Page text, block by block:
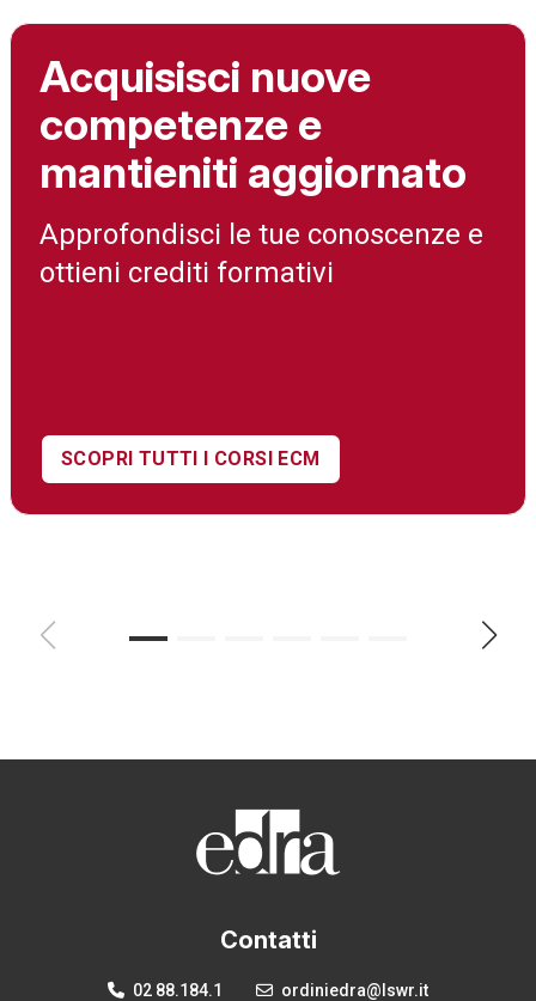
Acquisisci nuove
competenze e
mantieniti aggiornato
Approfondisci le tue conoscenze e
ottieni crediti formativi
SCOPRI TUTTI I CORSI ECM
Contatti
02 88.184.1 ordiniedra@lswr.it